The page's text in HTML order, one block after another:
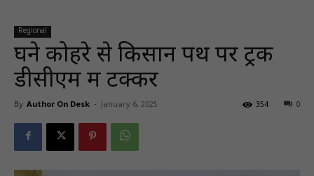
Regional
घने कोहरे से किसान पथ पर ट्रक
डीसीएम में टक्कर
By Author On Desk - January 6, 2025 0
354